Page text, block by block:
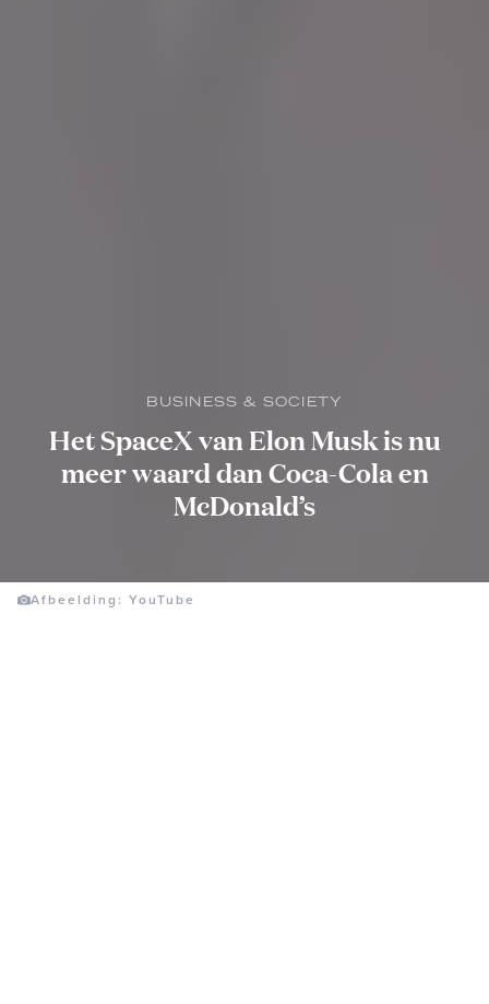
BUSINESS & SOCIETY
Het SpaceX van Elon Musk is nu
meer waard dan Coca-Cola en
McDonald’s
Afbeelding: YouTube